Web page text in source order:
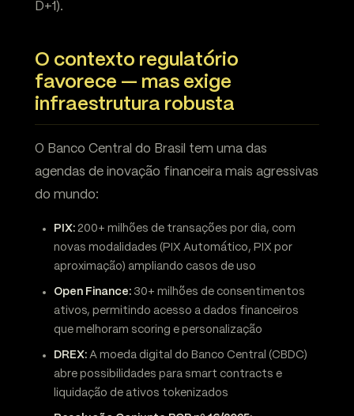
D+1).
O contexto regulatório
favorece — mas exige
infraestrutura robusta
O Banco Central do Brasil tem uma das
agendas de inovação financeira mais agressivas
do mundo:
PIX: 200+ milhões de transações por dia, com
novas modalidades (PIX Automático, PIX por
aproximação) ampliando casos de uso
Open Finance: 30+ milhões de consentimentos
ativos, permitindo acesso a dados financeiros
que melhoram scoring e personalização
DREX: A moeda digital do Banco Central (CBDC)
abre possibilidades para smart contracts e
liquidação de ativos tokenizados